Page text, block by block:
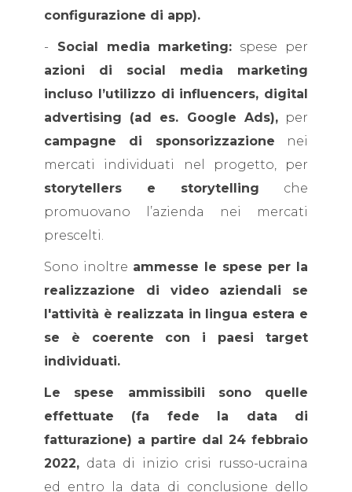
configurazione di app).
- Social media marketing: spese per
azioni di social media marketing
incluso l’utilizzo di influencers, digital
advertising (ad es. Google Ads),per
campagne di sponsorizzazione nei
mercati individuati nel progetto, per
storytellers e storytelling che
promuovano l’azienda nei mercati
prescelti.
Sono inoltre ammesse le spese per la
realizzazione di video aziendali se
l'attività è realizzata in lingua estera e
se è coerente con i paesi target
individuati.
Le spese ammissibili sono quelle
effettuate (fa fede la data di
fatturazione) a partire dal 24 febbraio
2022, data di inizio crisi russo-ucraina
ed entro la data di conclusione dello